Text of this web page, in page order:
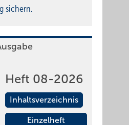
sichern.
Heft 08-2026
Inhaltsverzeichnis
Einzelheft